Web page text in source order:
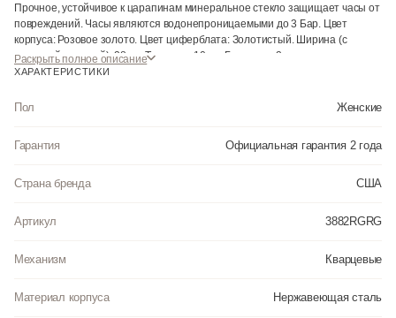
Прочное, устойчивое к царапинам минеральное стекло защищает часы от
повреждений. Часы являются водонепроницаемыми до 3 Бар. Цвет
корпуса: Розовое золото. Цвет циферблата: Золотистый. Ширина (с
заводной головкой): 28мм. Толщина: 10мм. Гарантия: 2 года.
Раскрыть полное описание
ХАРАКТЕРИСТИКИ
Пол Женские
Гарантия Официальная гарантия 2 года
Страна бренда США
Артикул 3882RGRG
Механизм Кварцевые
Материал корпуса Нержавеющая сталь